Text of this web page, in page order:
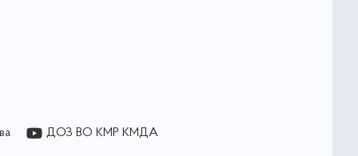
ДОЗ ВО КМР КМДА